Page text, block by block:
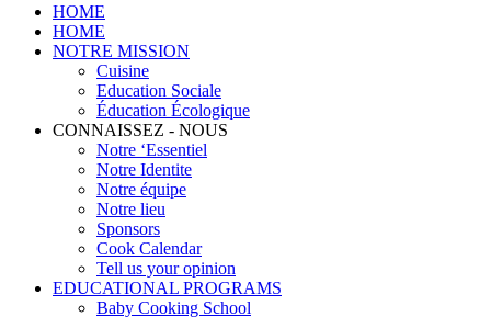
HOME
HOME
NOTRE MISSION
Cuisine
Education Sociale
Éducation Écologique
CONNAISSEZ - NOUS
Notre ‘Essentiel
Notre Identite
Notre équipe
Notre lieu
Sponsors
Cook Calendar
Tell us your opinion
EDUCATIONAL PROGRAMS
Baby Cooking School